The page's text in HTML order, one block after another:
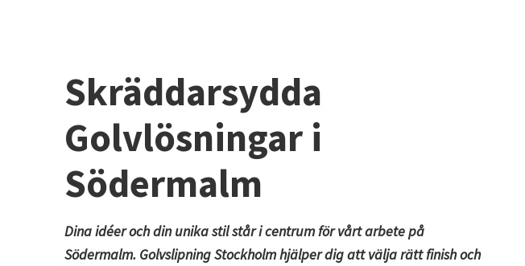
Skräddarsydda
Golvlösningar i
Södermalm
Dina idéer och din unika stil står i centrum för vårt arbete på
Södermalm. Golvslipning Stockholmhjälper dig att välja rätt finish och